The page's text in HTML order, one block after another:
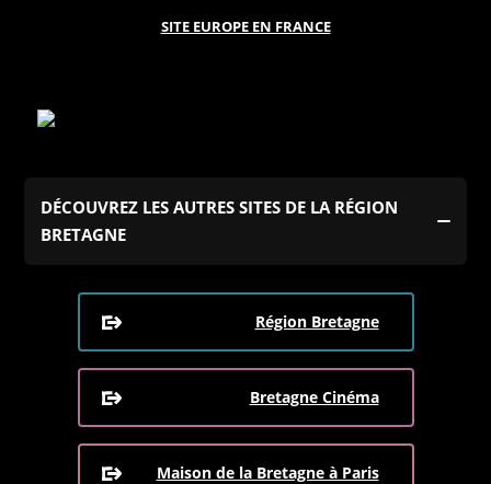
SITE EUROPE EN FRANCE
DÉCOUVREZ LES AUTRES SITES DE LA RÉGION
BRETAGNE
Région Bretagne
Bretagne Cinéma
Maison de la Bretagne à Paris